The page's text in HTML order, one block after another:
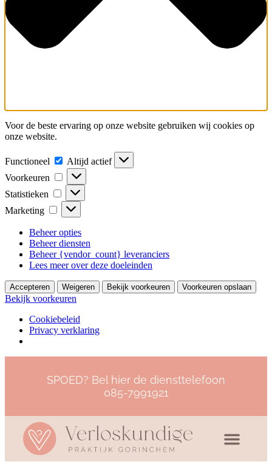
Voor de beste ervaring op onze website gebruiken wij cookies op
onze website.
Functioneel
Altijd actief
Voorkeuren
Statistieken
Marketing
Beheer opties
Beheer diensten
Beheer {vendor_count} leveranciers
Lees meer over deze doeleinden
Accepteren Weigeren Bekijk voorkeuren Voorkeuren opslaan
Bekijk voorkeuren
Cookiebeleid
Privacy verklaring
SPOED? Bel hier de diensttelefoon
085-7991921